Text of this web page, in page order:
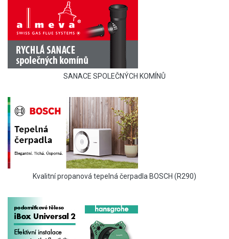
SANACE SPOLEČNÝCH KOMÍNŮ
Kvalitní propanová tepelná čerpadla BOSCH (R290)